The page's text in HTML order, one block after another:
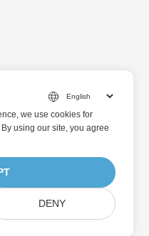
we use cookies for
using our site, you agree
DENY